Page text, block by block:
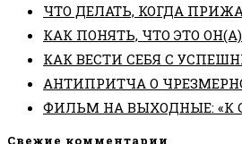
ЧТО ДЕЛАТЬ, КОГДА
КАК ПОНЯТЬ, ЧТО ЭТО
КАК ВЕСТИ СЕБЯ С
АНТИПРИТЧА О
ФИЛЬМ НА ВЫХОДНЫЕ: «К
Свежие комментарии